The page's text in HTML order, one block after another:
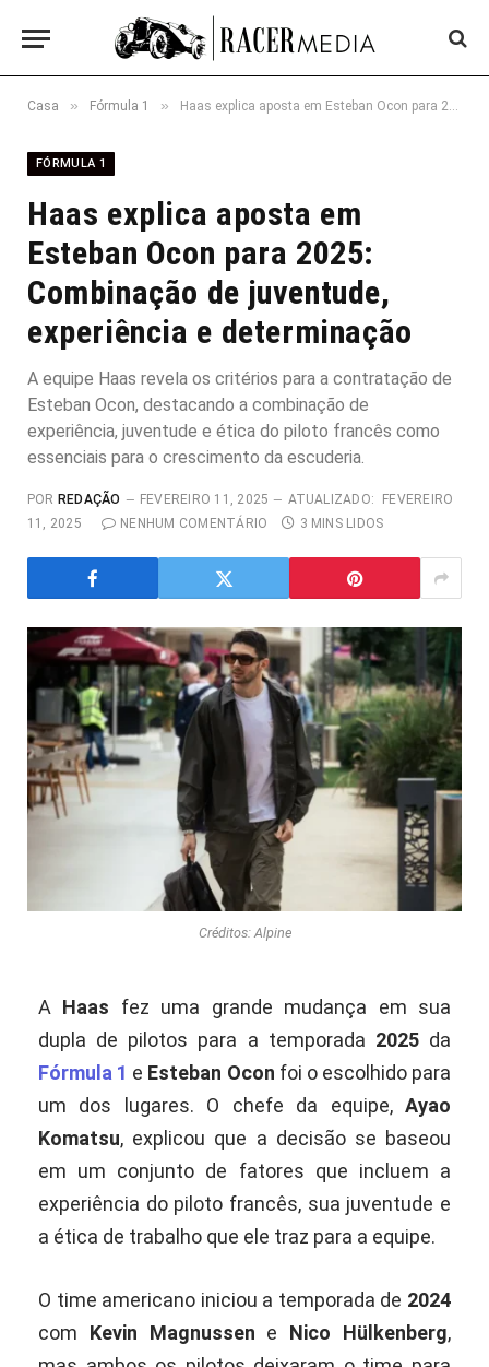
Casa » Fórmula 1 » Haas explica aposta em Esteban Ocon para 2025: Combinação de juventude, experiência e determinação
FÓRMULA 1
Haas explica aposta em
Esteban Ocon para 2025:
Combinação de juventude,
experiência e determinação
A equipe Haas revela os critérios para a contratação de
Esteban Ocon, destacando a combinação de
experiência, juventude e ética do piloto francês como
essenciais para o crescimento da escuderia.
POR REDAÇÃO FEVEREIRO 11, 2025 ATUALIZADO:
FEVEREIRO
11, 2025
NENHUM COMENTÁRIO 3 MINS LIDOS
Créditos: Alpine
A Haas fez uma grande mudança em sua
dupla de pilotos para a temporada 2025da
Fórmula 1 e Esteban Ocon foi o escolhido para
um dos lugares. O chefe da equipe, Ayao
Komatsu, explicou que a decisão se baseou
em um conjunto de fatores que incluem a
experiência do piloto francês, sua juventude e
a ética de trabalho que ele traz para a equipe.
O time americano iniciou a temporada de 2024
com Kevin Magnussen e Nico Hülkenberg,